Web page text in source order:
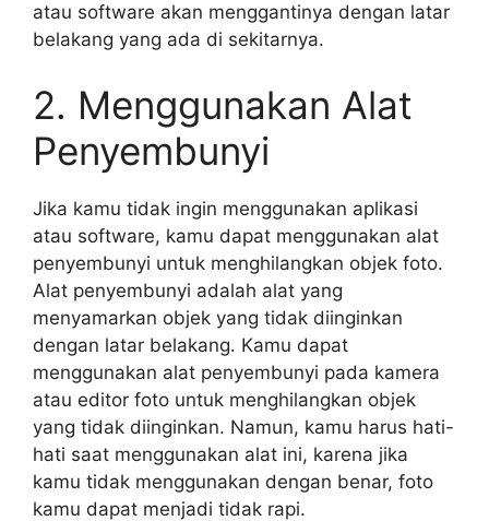
atau software akan menggantinya dengan latar
belakang yang ada di sekitarnya.
2. Menggunakan Alat
Penyembunyi
Jika kamu tidak ingin menggunakan aplikasi
atau software, kamu dapat menggunakan alat
penyembunyi untuk menghilangkan objek foto.
Alat penyembunyi adalah alat yang
menyamarkan objek yang tidak diinginkan
dengan latar belakang. Kamu dapat
menggunakan alat penyembunyi pada kamera
atau editor foto untuk menghilangkan objek
yang tidak diinginkan. Namun, kamu harus hati-
hati saat menggunakan alat ini, karena jika
kamu tidak menggunakan dengan benar, foto
kamu dapat menjadi tidak rapi.